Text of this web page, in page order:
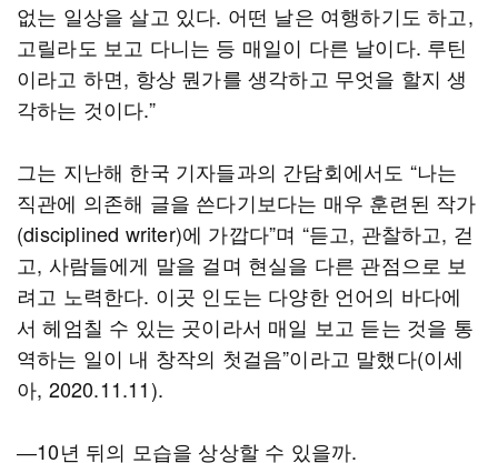
없는 일상을 살고 있다. 어떤 날은 여행하기도 하고,
고릴라도 보고 다니는 등 매일이 다른 날이다. 루틴
이라고 하면, 항상 뭔가를 생각하고 무엇을 할지 생
각하는 것이다.”
그는 지난해 한국 기자들과의 간담회에서도 “나는
직관에 의존해 글을 쓴다기보다는 매우 훈련된 작가
(disciplined writer)에 가깝다”며 “듣고, 관찰하고, 걷
고, 사람들에게 말을 걸며 현실을 다른 관점으로 보
려고 노력한다. 이곳 인도는 다양한 언어의 바다에
서 헤엄칠 수 있는 곳이라서 매일 보고 듣는 것을 통
역하는 일이 내 창작의 첫걸음”이라고 말했다(이세
아, 2020.11.11).
―10년 뒤의 모습을 상상할 수 있을까.